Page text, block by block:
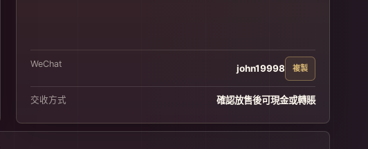
WeChat john19998 複製
交收方式 確認放售後可現金或轉賬